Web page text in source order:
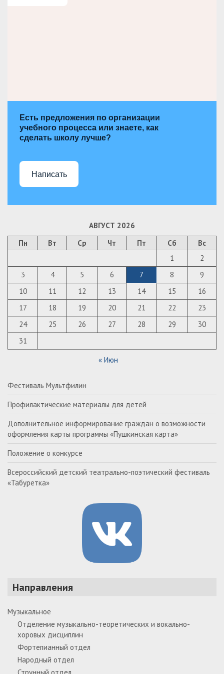
Есть предложения по организации
учебного процесса или знаете, как
сделать школу лучше?
Написать
АВГУСТ 2026
Пн
Вт Ср Чт Пт Сб
Вс
1
2
3
4 5 6 7 8
9
10
11 12 13 14 15
16
17
18 19 20 21 22
23
24
25 26 27 28 29
30
31
« Июн
Фестиваль Мультфилин
Профилактические материалы для детей
Дополнительное информирование граждан о возможности
оформления карты программы «Пушкинская карта»
Положение о конкурсе
Всероссийский детский театрально-поэтический фестиваль
«Табуретка»
Направления
Музыкальное
Отделение музыкально-теоретических и вокально-
хоровых дисциплин
Фортепианный отдел
Народный отдел